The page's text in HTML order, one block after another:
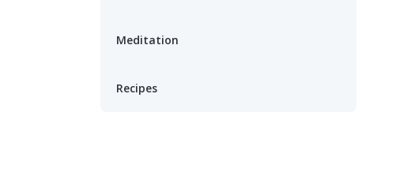
Meditation
Recipes